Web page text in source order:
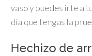
vaso y puedes irte a
día que tengas la
Hechizo de